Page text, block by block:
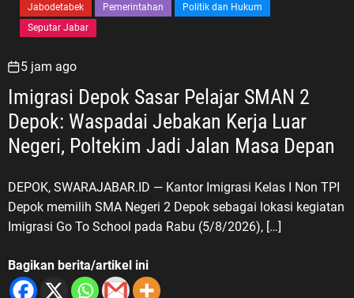
Jabodetabek Pemerintahan
Politik dan Hukum
Seputar Jabar
5 jam ago
Imigrasi Depok Sasar Pelajar SMAN 2
Depok: Waspadai Jebakan Kerja Luar
DEPOK, SWARAJABAR.ID — Kantor Imigrasi Kelas I Non TPI
Depok memilih SMA Negeri 2 Depok sebagai lokasi kegiatan
Imigrasi Go To School pada Rabu (5/8/2026), […]
Bagikan berita/artikel ini